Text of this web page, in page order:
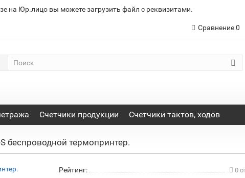
на Юр.лицо вы можете загрузить файл с реквизитами.
Сравнение0
Счетчики продукции Счетчики тактов, ходов
беспроводной термопринтер.
Рейтинг: 0